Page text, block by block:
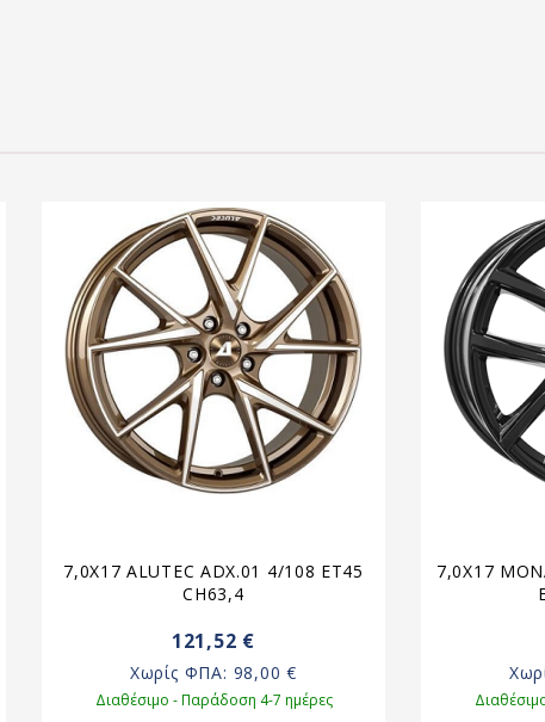
7,0X17 ALUTEC ADX.01 4/108 ET45
CH63,4
121,52 €
Χωρίς ΦΠΑ: 98,00 €
Διαθέσιμο - Παράδοση 4-7 ημέρες
7,0X17